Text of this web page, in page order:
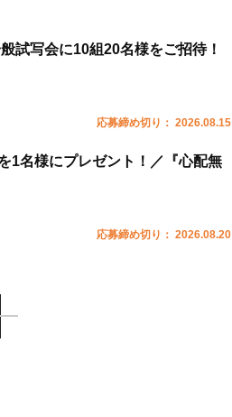
試写会に10組20名様をご招待！
応募締め切り： 2026.08.15
1名様にプレゼント！／『心配無
応募締め切り： 2026.08.20